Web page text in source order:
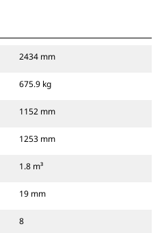
2434 mm
675.9 kg
1152 mm
1253 mm
1.8 m³
19 mm
8